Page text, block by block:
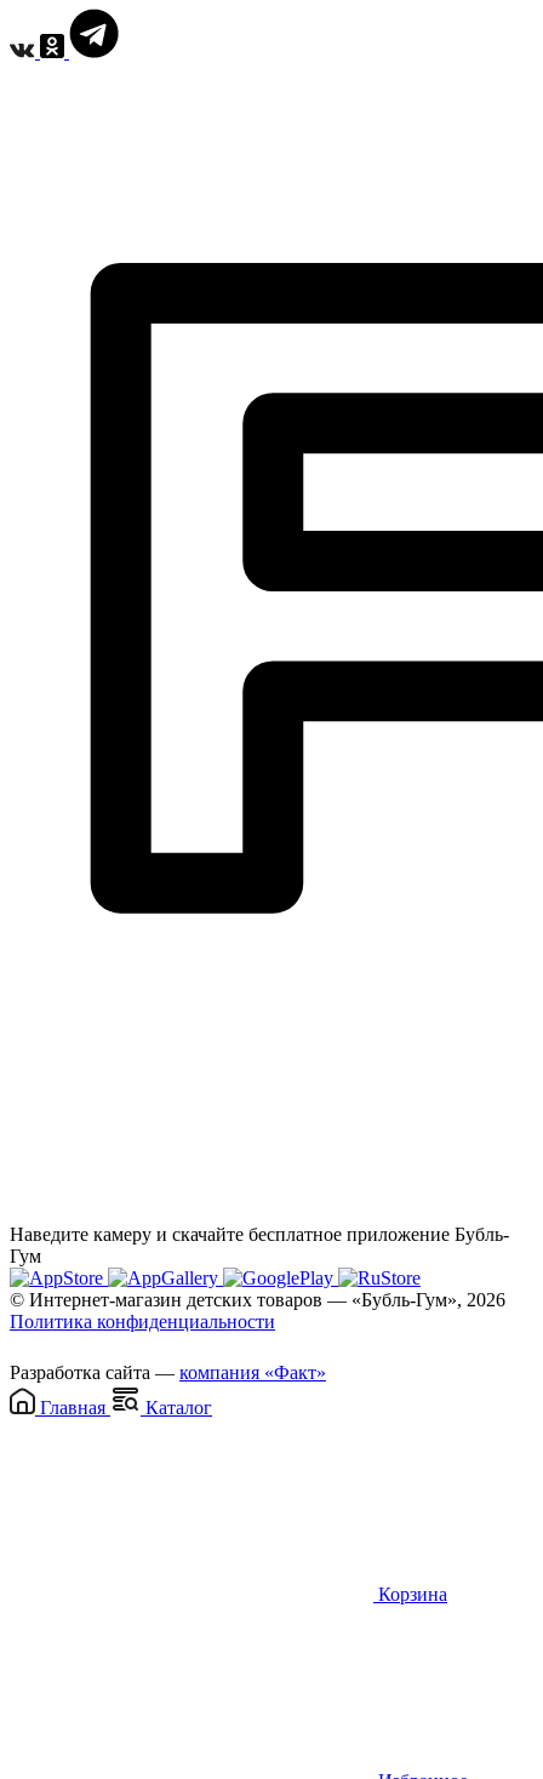
Наведите камеру и скачайте бесплатное приложение Бубль-
Гум
© Интернет-магазин детских товаров — «Бубль-Гум», 2026
Политика конфиденциальности
Разработка сайта — компания «Факт»
Главная
Каталог
Корзина